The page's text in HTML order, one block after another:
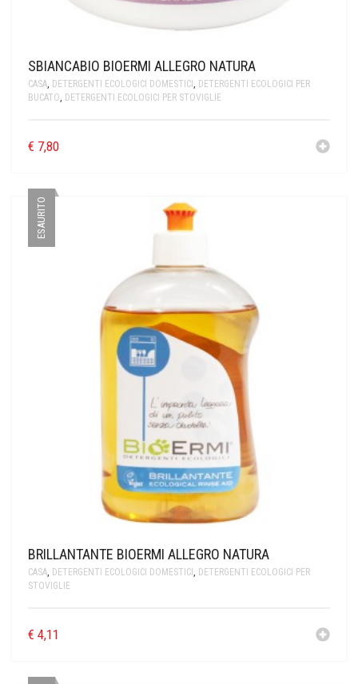
LA SAPONARIA
LE FATE BIO
PUROBIO COSMETICS
SABADÌ
SBIANCABIO BIOERMI ALLEGRO NATURA
CASA, DETERGENTI ECOLOGICI DOMESTICI , DETERGENTI ECOLOGICI PER
BUCATO, DETERGENTI ECOLOGICI PER STOVIGLIE
€ 7,80
ESAURITO
BRILLANTANTE BIOERMI ALLEGRO NATURA
CASA, DETERGENTI ECOLOGICI DOMESTICI , DETERGENTI ECOLOGICI PER
STOVIGLIE
€ 4,11